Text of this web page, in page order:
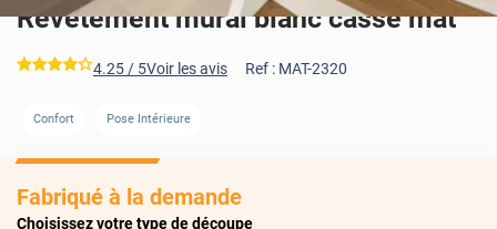
Revêtement mural blanc cassé mat
*****
4.25 / 5Voir les avis Ref : MAT-2320
Confort Pose Intérieure
Fabriqué à la demande
Choisissez votre type de découpe